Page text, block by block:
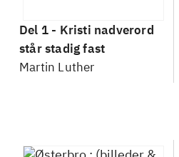
Del 1 - Kristi nadverord
står stadig fast
Martin Luther